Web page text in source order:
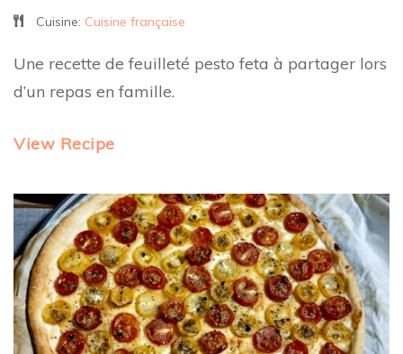
Cuisine: Cuisine française
Une recette de feuilleté pesto feta à partager lors
d’un repas en famille.
View Recipe